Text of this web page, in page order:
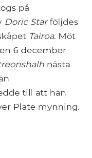
på
Doric Starföljdes
Tairoa. Möt
6 december
nästa
till att han
Plate mynning.